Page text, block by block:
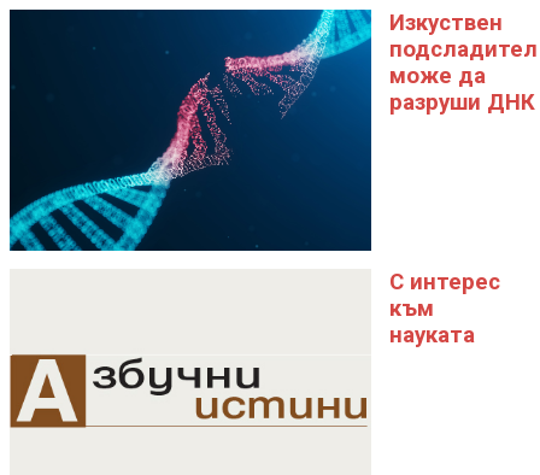
Изкуствен
подсладител
може да
разруши ДНК
С интерес
към
науката